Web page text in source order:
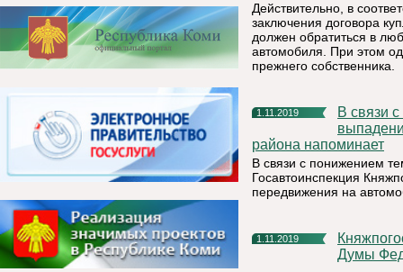
Действительно, в
заключения договора
должен обратиться в
автомобиля. При этом
прежнего собственника.
1.11.2019
В связи с понижением температуры и интенсивным
района напоминает
В связи с понижением
Госавтоинспекция
передвижения на
1.11.2019
Княжпогостский район посетил депутат Государственной
Думы